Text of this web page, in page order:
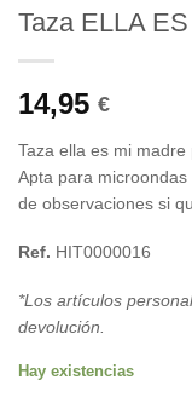
Taza ELLA
14,95 €
Taza ella es mi madre
Apta para
de observaciones si
Ref. HIT0000016
*Los artículos
devolución.
Hay existencias